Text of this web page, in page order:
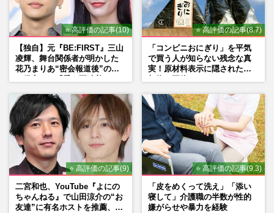
⭐ 高評価の記事(10)
【独自】元『BE:FIRST』三山
凌輝、舞台関係者が明かした
花乃まりあ“密会報道後”の呆
⭐ 高評価の記事(8.7)
「コンビニおにぎり」を平気
で買う人が知らない残念な真
実！原材料表示に隠された添
⭐ 高評価の記事(9)
二宮和也、YouTube『よにの
ちゃんねる』で山田涼介の“お
友達”に有名ホストを推薦、歌
⭐ 高評価の記事(9.3)
「皮をめくって洗え」「添い
寝して」介護職の半数が性的
嫌がらせや暴力を経験